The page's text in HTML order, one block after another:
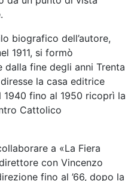
biografico dell’autore,
1911, si formò
dalla fine degli anni Trenta
la casa editrice
fino al 1950 ricoprì la
Cattolico
a «La Fiera
con Vincenzo
fino al ’66, dopo la